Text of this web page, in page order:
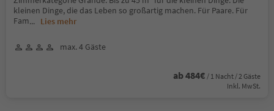
kleinen Dinge, die das Leben so großartig machen. Für Paare. Für
Fam... Lies mehr
max. 4 Gäste
ab 484€ / 1 Nacht / 2 Gäste
Inkl. MwSt.